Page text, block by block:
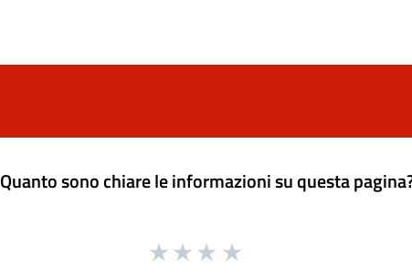
Quanto sono chiare le informazioni su questa